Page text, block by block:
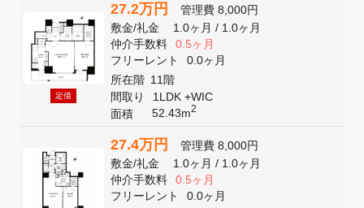
定借
27.2万円 管理費 8,000円
敷金/礼金 1.0ヶ月/ 1.0ヶ月
仲介手数料
0.5ヶ月
フリーレント
0.0ヶ月
所在階 11階
間取り
1LDK +WIC
面積
52.43m2
27.4万円 管理費 8,000円
敷金/礼金 1.0ヶ月/ 1.0ヶ月
仲介手数料
0.5ヶ月
フリーレント
0.0ヶ月